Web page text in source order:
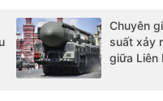
Chuyên
suất xảy
giữa Liên